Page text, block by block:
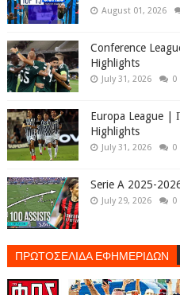
August 01, 2026
Conference
Highlights
July 31, 2026 0
Europa League |
Highlights
July 31, 2026 0
Serie A 2025-
July 29, 2026 0
ΠΡΩΤΟΣΕΛΙΔΑ ΕΦΗΜΕΡΙΔΩΝ